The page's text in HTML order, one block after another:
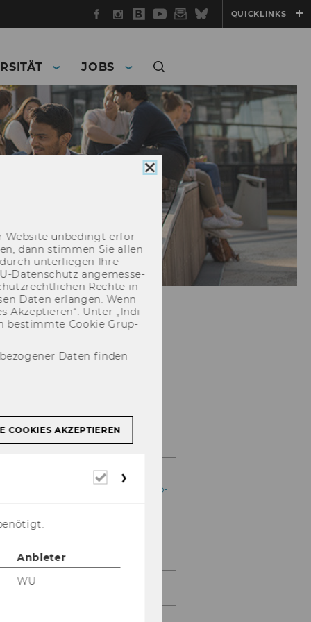
Facebook
Instagram
WU
Blog
YouTube
Newsletter
BlueskyQUICKLINKS
JOBS
Förderprogramme
Erstsemestrige
unterstützen & Leadership-
Studieren!
Student Counselling
Cookie
Consent
schließen
Web­site un­be­dingt er­for­
dann stim­men Sie allen
un­ter­lie­gen Ihre
​Datenschutz an­ge­mes­se­
Rech­te in
Daten er­lan­gen. Wenn
Ak­zep­tie­ren“. Unter „In­di­
be­stimm­te Coo­kie Grup­
Daten finden
COOKIES AKZEPTIEREN
Erforderliche
Anbieter
WU